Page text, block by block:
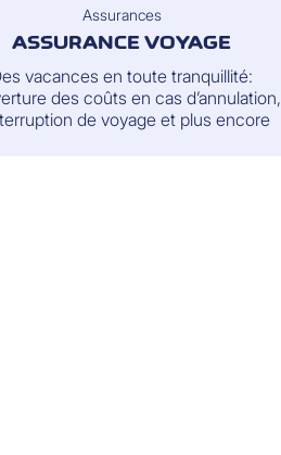
Assurances
ASSURANCE VOYAGE
vacances en toute tranquillité:
des coûts en cas d’annulation,
de voyage et plus encore